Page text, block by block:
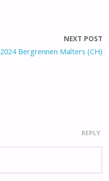
NEXT POST
2024 Bergrennen Malters (CH)
REPLY